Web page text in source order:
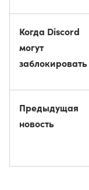
Когда Discord
могут
заблокировать
Предыдущая
новость